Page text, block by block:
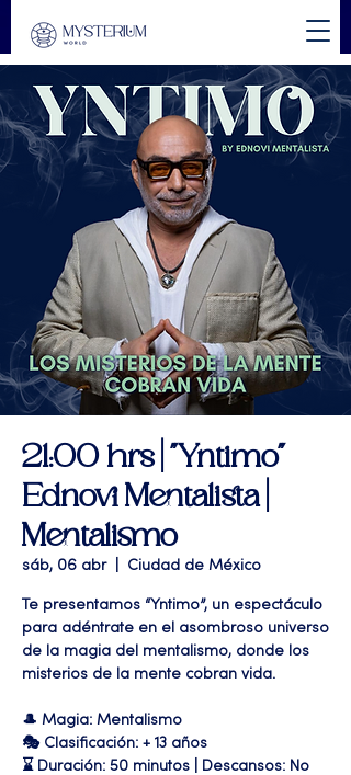
21:00 hrs | "Yntimo"
Ednovi Mentalista |
Mentalismo
sáb, 06 abr
  |
Ciudad de México
Te presentamos “Yntimo”, un espectáculo
para adéntrate en el asombroso universo
de la magia del mentalismo, donde los
misterios de la mente cobran vida.
🎩 Magia: Mentalismo
🎭 Clasificación: + 13 años
⌛ Duración: 50 minutos | Descansos: No